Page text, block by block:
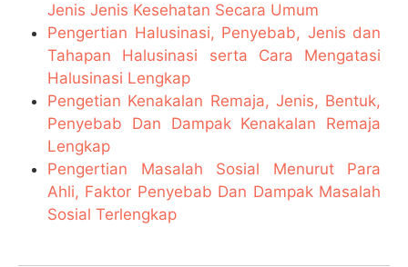
Jenis Jenis Kesehatan Secara Umum
Pengertian Halusinasi, Penyebab, Jenis dan
Tahapan Halusinasi serta Cara Mengatasi
Halusinasi Lengkap
Pengetian Kenakalan Remaja, Jenis, Bentuk,
Penyebab Dan Dampak Kenakalan Remaja
Lengkap
Pengertian Masalah Sosial Menurut Para
Ahli, Faktor Penyebab Dan Dampak Masalah
Sosial Terlengkap